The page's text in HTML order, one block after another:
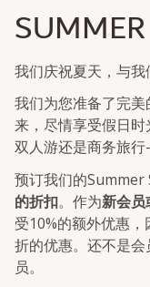
我们庆祝夏天，与我
我们为您准备了完
来，尽情享受假日
双人游还是商务旅行
预订我们的Summer
的折扣。作为新会
受10%的额外优惠
折的优惠。还不是
员。